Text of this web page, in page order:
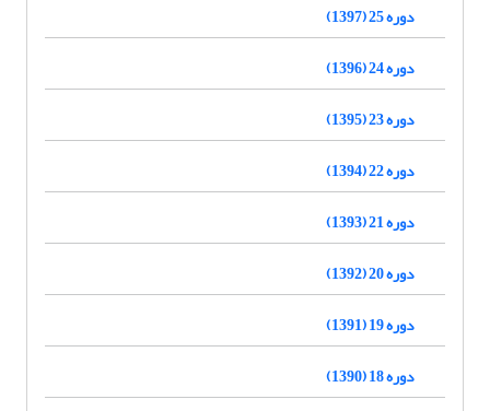
دوره 25 (1397)
دوره 24 (1396)
دوره 23 (1395)
دوره 22 (1394)
دوره 21 (1393)
دوره 20 (1392)
دوره 19 (1391)
دوره 18 (1390)